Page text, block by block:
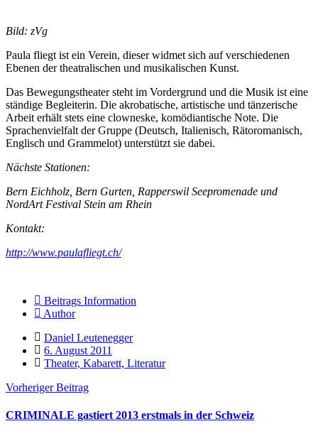
Bild: zVg
Paula fliegt ist ein Verein, dieser widmet sich auf verschiedenen
Ebenen der theatralischen und musikalischen Kunst.
Das Bewegungstheater steht im Vordergrund und die Musik ist eine
ständige Begleiterin. Die akrobatische, artistische und tänzerische
Arbeit erhält stets eine clowneske, komödiantische Note. Die
Sprachenvielfalt der Gruppe (Deutsch, Italienisch, Rätoromanisch,
Englisch und Grammelot) unterstützt sie dabei.
Nächste Stationen:
Bern Eichholz, Bern Gurten, Rapperswil Seepromenade und
NordArt Festival Stein am Rhein
Kontakt:
http://www.paulafliegt.ch/
Beitrags Information
Author
Daniel Leutenegger
6. August 2011
Theater, Kabarett, Literatur
Vorheriger Beitrag
CRIMINALE gastiert 2013 erstmals in der Schweiz